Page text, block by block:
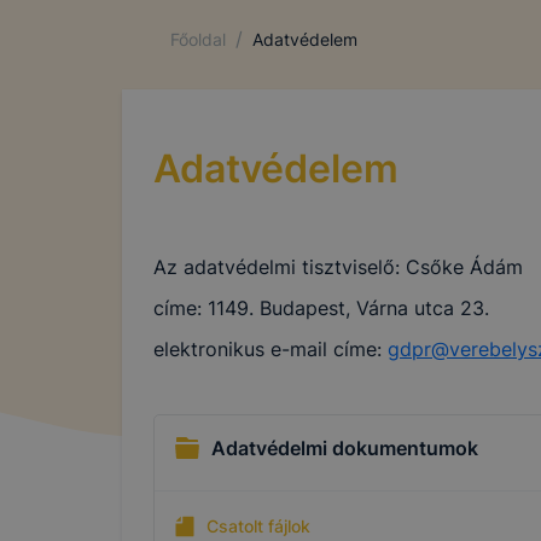
Főoldal / Adatvédelem
Adatvédelem
Az adatvédelmi tisztviselő: Csőke Ádám
címe: 1149. Budapest, Várna utca 23.
elektronikus e-mail címe:
Adatvédelmi dokumentumok
Csatolt fájlok